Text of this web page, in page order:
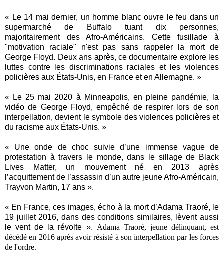
« Le 14 mai dernier, un homme blanc ouvre le feu dans un
supermarché de Buffalo tuant dix personnes,
majoritairement des Afro-Américains. Cette fusillade à
"motivation raciale" n'est pas sans rappeler la mort de
George Floyd. Deux ans après, ce documentaire explore les
luttes contre les discriminations raciales et les violences
policières aux États-Unis, en France et en Allemagne. »
« Le 25 mai 2020 à Minneapolis, en pleine pandémie, la
vidéo de George Floyd, empêché de respirer lors de son
interpellation, devient le symbole des violences policières et
du racisme aux États-Unis. »
« Une onde de choc suivie d’une immense vague de
protestation à travers le monde, dans le sillage de Black
Lives Matter, un mouvement né en 2013 après
l’acquittement de l’assassin d’un autre jeune Afro-Américain,
Trayvon Martin, 17 ans ».
« En France, ces images, écho à la mort d’Adama Traoré, le
19 juillet 2016, dans des conditions similaires, lèvent aussi
le vent de la révolte ». Adama Traoré, jeune délinquant, est
décédé en 2016 après avoir résisté à son interpellation par les forces
de l'ordre.